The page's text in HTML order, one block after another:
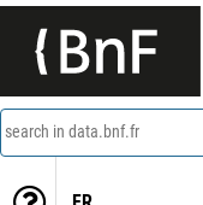
search in data.bnf.fr